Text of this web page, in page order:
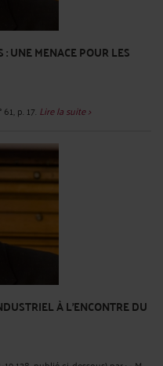
UNE MENACE POUR LES
p. 17. Lire la suite >
À L'ENCONTRE DU